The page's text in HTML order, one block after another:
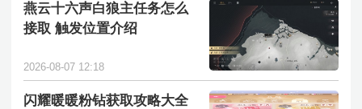
燕云十六声白狼主任务怎么
接取 触发位置介绍
2026-08-07 12:18
闪耀暖暖粉钻获取攻略大全